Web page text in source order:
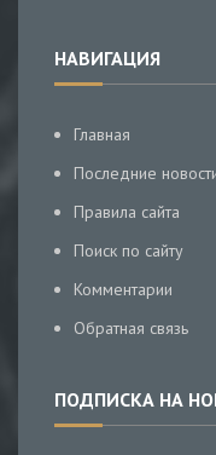
НАВИГАЦИЯ
Главная
Последние
Правила сайта
Поиск по сайту
Комментарии
Обратная связь
ПОДПИСКА НА